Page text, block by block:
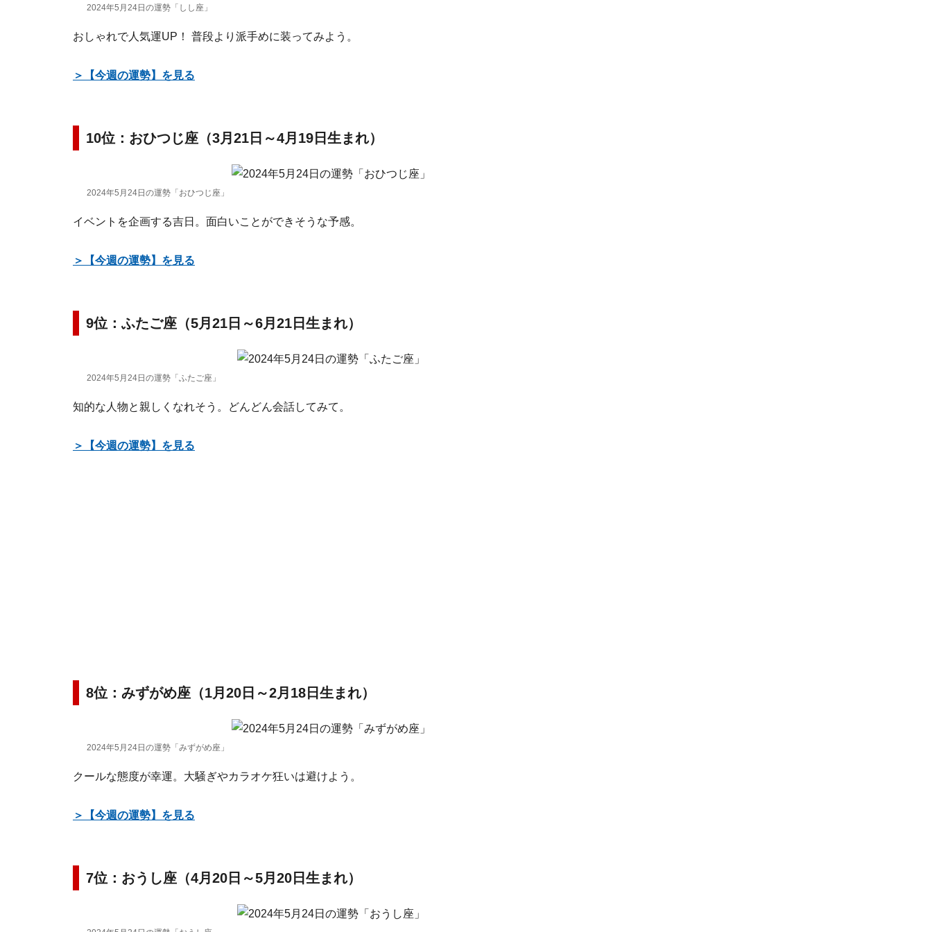
2024年5月24日の運勢「しし座」
おしゃれで人気運UP！ 普段より派手めに装ってみよう。
＞【今週の運勢】を見る
10位：おひつじ座（3月21日～4月19日生まれ）
2024年5月24日の運勢「おひつじ座」
イベントを企画する吉日。面白いことができそうな予感。
＞【今週の運勢】を見る
9位：ふたご座（5月21日～6月21日生まれ）
2024年5月24日の運勢「ふたご座」
知的な人物と親しくなれそう。どんどん会話してみて。
＞【今週の運勢】を見る
8位：みずがめ座（1月20日～2月18日生まれ）
2024年5月24日の運勢「みずがめ座」
クールな態度が幸運。大騒ぎやカラオケ狂いは避けよう。
＞【今週の運勢】を見る
7位：おうし座（4月20日～5月20日生まれ）